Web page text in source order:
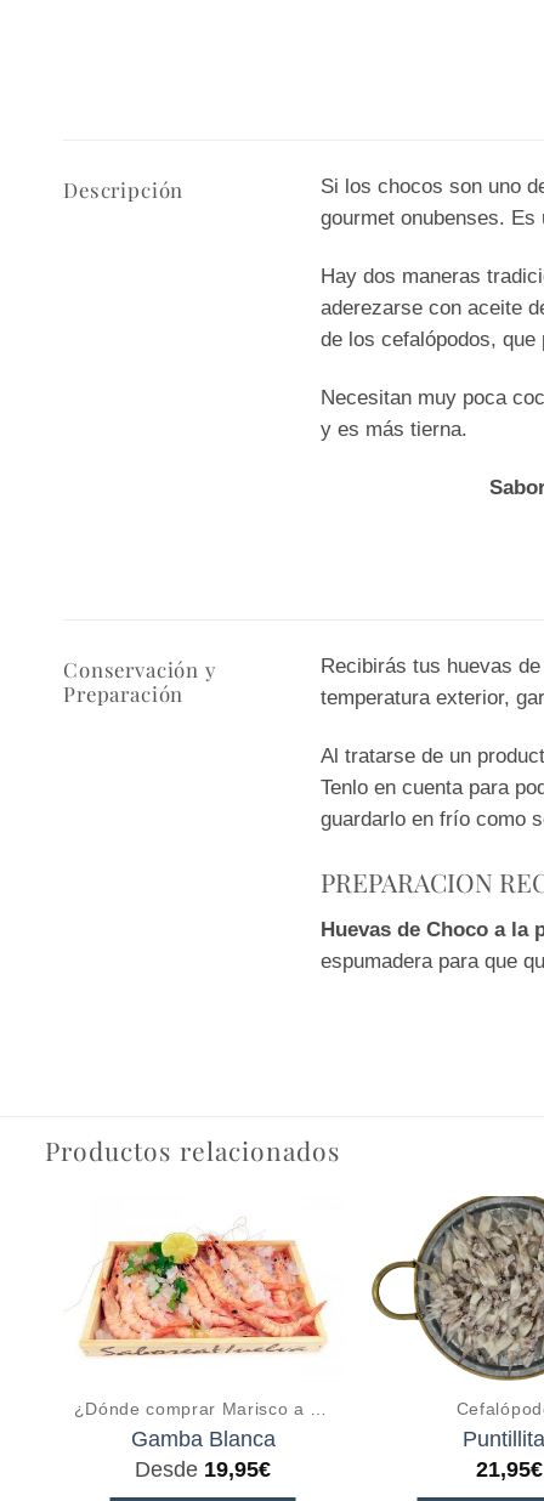
Descripción
Si los chocos son uno
gourmet onubenses.
Hay dos maneras
aderezarse con aceite
de los cefalópodos,
Necesitan muy poca
y es más tierna.
Conservación y
Preparación
Recibirás tus huevas
temperatura exterior,
Al tratarse de un
Tenlo en cuenta para
guardarlo en frío como
PREPARACION
Huevas de Choco a la
espumadera para que
Productos relacionados
¿Dónde comprar Marisco a domicilio online?
Gamba Blanca
Desde 19,95€
21,95€